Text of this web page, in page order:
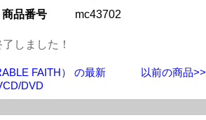
商品番号
mc43702
しました！
以前の商品>>
FAITH） の最新
DVD